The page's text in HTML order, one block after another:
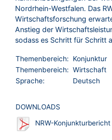
Nordrhein-Westfalen. Das
Wirtschaftsforschung
Anstieg der
sodass es Schritt für Schritt
Themenbereich:
Konjunktur
Themenbereich: Wirtschaft
Sprache:
Deutsch
DOWNLOADS
NRW-